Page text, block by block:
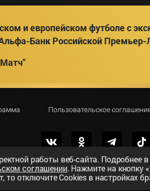
и европейском футболе с
Банк Российской Премьер-
Пользовательское
работы веб-сайта. Подробнее в
соглашении. Нажмите на кнопку
отключите Cookies в настройках